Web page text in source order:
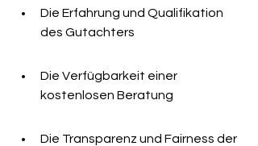
Die Erfahrung und Qualifikation
des Gutachters
Die Verfügbarkeit einer
kostenlosen Beratung
Die Transparenz und Fairness der